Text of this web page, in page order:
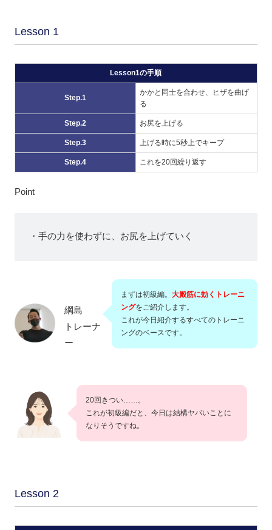
Lesson 1
Lesson1の手順
Step.1
かかと同士を合わせ、ヒザを曲げ
る
Step.2 お尻を上げる
Step.3 上げる時に5秒上でキープ
Step.4 これを20回繰り返す
Point
・手の力を使わずに、お尻を上げていく
綱島
トレーナ
ー
まずは初級編。 大殿筋に効くトレーニ
ングをご紹介します。
これが今日紹介するすべてのトレーニ
ングのベースです。
20回きつい……。
これが初級編だと、今日は結構ヤバいことに
なりそうですね。
Lesson 2